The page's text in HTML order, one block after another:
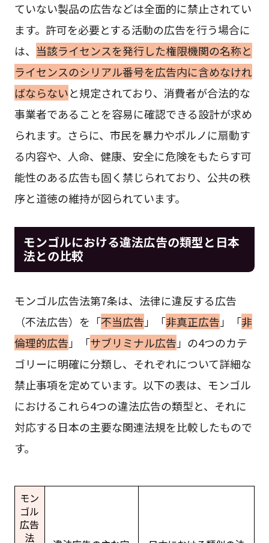
ていない製品の広告などは全面的に禁止されてい
ます。許可を必要とする活動の広告を行う場合に
は、 当該ライセンスを発行した権限機関の名称と
ライセンスのシリアル番号を広告内に含めなけれ
ばならないと規定されており、消費者が合法的な
事業者であることを容易に確認できる設計が求め
られます。さらに、市民を暴力やポルノに扇動す
る内容や、人命、健康、安全に危険をもたらす可
能性のある広告も固く禁じられており、公共の秩
序と道徳の維持が図られています。
モンゴルにおける違法広告の類型と日本
法との比較
モンゴル広告法第7条は、法律に違反する広告
（不法広告）を「不当広告 」「非真正広告 」「非
倫理的広告 」「サブリミナル広告 」の4つのカテ
ゴリーに明確に分類し、それぞれについて詳細な
禁止事項を定めています。以下の表は、モンゴル
におけるこれら4つの違法広告の類型と、それに
対応する日本の主要な関連法規を比較したもので
す。
モン
ゴル
広告
法